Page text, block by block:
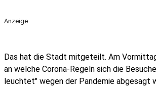
Anzeige
Das hat die Stadt mitgeteilt. Am
an welche Corona-Regeln sich die
leuchtet" wegen der Pandemie abgesagt